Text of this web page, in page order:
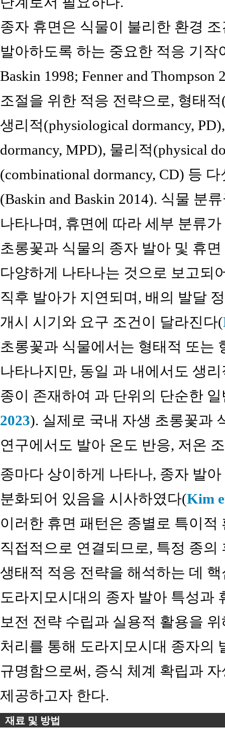
종자 휴면은 식물이 불리한 환경
발아하도록 하는 중요한 적응 기작
Baskin 1998; Fenner and
조절을 위한 적응 전략으로, 형태
생리적(physiological dormancy,
dormancy, MPD), 물리적(physical
(combinational dormancy, CD) 등
(Baskin and Baskin 2014). 식물 분
나타나며, 휴면에 따라 세부 분류
초롱꽃과 식물의 종자 발아 및 휴
다양하게 나타나는 것으로 보고되
직후 발아가 지연되며, 배의 발달
개시 시기와 요구 조건이 달라진다(
초롱꽃과 식물에서는 형태적 또는
나타나지만, 동일 과 내에서도 생
종이 존재하여 과 단위의 단순한
2023). 실제로 국내 자생 초롱꽃과
연구에서도 발아 온도 반응, 저온
종마다 상이하게 나타나, 종자 발
분화되어 있음을 시사하였다(Kim
이러한 휴면 패턴은 종별로 특이적
직접적으로 연결되므로, 특정 종
생태적 적응 전략을 해석하는 데
도라지모시대의 종자 발아 특성과
보전 전략 수립과 실용적 활용을
처리를 통해 도라지모시대 종자의
규명함으로써, 증식 체계 확립과
제공하고자 한다.
재료 및 방법